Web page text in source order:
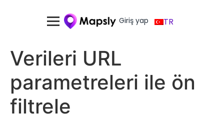
Giriş yap TR
Verileri URL
parametreleri ile ön
filtrele